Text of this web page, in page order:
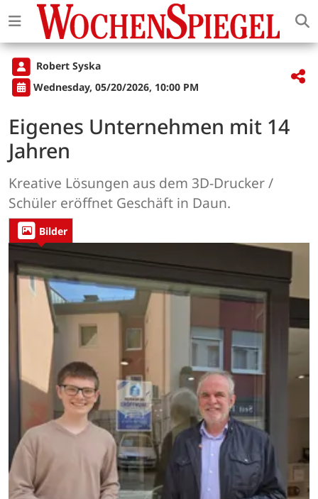
Robert Syska
Wednesday, 05/20/2026, 10:00 PM
Eigenes Unternehmen mit 14
Jahren
Kreative Lösungen aus dem 3D-Drucker /
Schüler eröffnet Geschäft in Daun.
Bilder